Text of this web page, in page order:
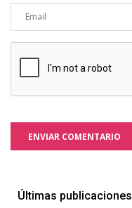
ENVIAR COMENTARIO
Últimas publicaciones